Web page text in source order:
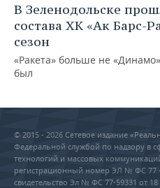
В Зеленодольске
состава ХК «Ак Барс-
сезон
«Ракета» больше не
был
© 2015 - 2026 Сетевое издание
Федеральной службой по надзору в
технологий и массовых
регистрационный номер ЭЛ № ФС 77 -
свидетельство Эл № ФС 77-59331 от 18